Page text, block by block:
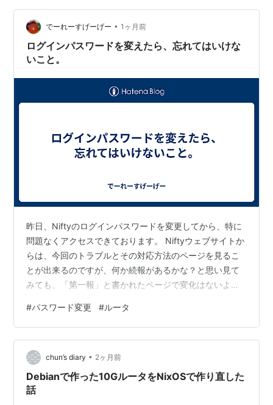
でーれーすげーげー • 1ヶ月前
ログインパスワードを変えたら、忘れてはいけな
いこと。
昨日、Niftyのログインパスワードを変更してから、特に
問題なくアクセスできております。 Niftyウェブサイトか
らは、今回のトラブルとその対応方法のページを見るこ
とが出来るのですが、何か続報があるかな？と思い見て
みても、「第一報」と書かれたページで変化はないよう
ようと思い,上から順に読んでいくと・・・、 「ログイン
パスワードを変更すると、インターネット接続のための
ルーター等に設定しているパスワードも設定変更する必
要があります。」 おお、なるほどそうか。 ルーターに
は、niftyにログインするためのパスワードが登録してあ
ります。それを更新しな…
#パスワード変更 #ルータ
chun’s diary • 2ヶ月前
Debianで作った10GルータをNixOSで作り直した
話